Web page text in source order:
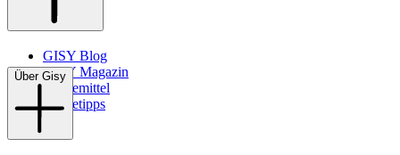
GISY Blog
GISY Magazin
Pflegemittel
Pflegetipps
Über Gisy